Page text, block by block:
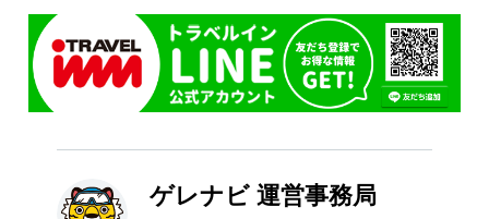
ゲレナビ 運営事務局